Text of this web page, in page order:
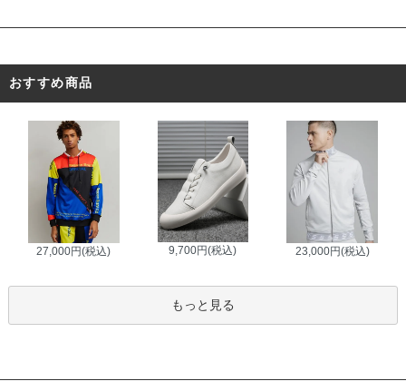
おすすめ商品
27,000円(税込) 9,700円(税込) 23,000円(税込)
もっと見る